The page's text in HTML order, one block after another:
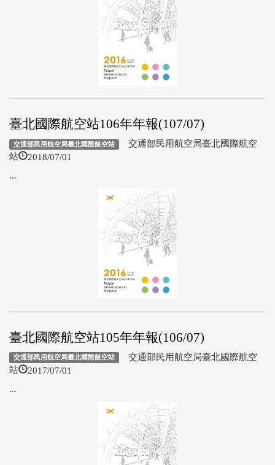
臺北國際航空站106年年報(107/07)
交通部民用航空局臺北國際航空站 交通部民用航空局臺北國際航空
站
2018/07/01
...
臺北國際航空站105年年報(106/07)
交通部民用航空局臺北國際航空站 交通部民用航空局臺北國際航空
站
2017/07/01
...